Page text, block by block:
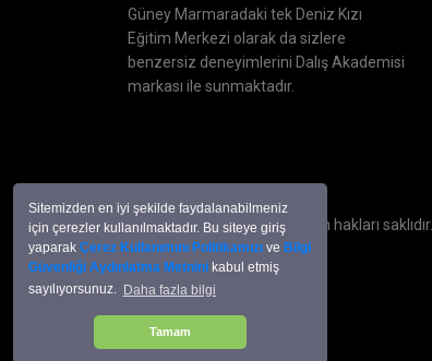
Sitemizden en iyi şekilde faydalanabilmeniz
için çerezler kullanılmaktadır. Bu siteye giriş
yaparakÇerez Kullanımını Politikamızı ve Bilgi
Güvenliği Aydınlatma Metnini kabul etmiş
sayılıyorsunuz. Daha fazla bilgi
Tamam
Güney Marmaradaki tek Deniz Kızı
Eğitim Merkezi olarak da sizlere
benzersiz deneyimlerini Dalış Akademisi
markası ile sunmaktadır.
Copyright © 2007 - 2026 Tüm hakları saklıdır.